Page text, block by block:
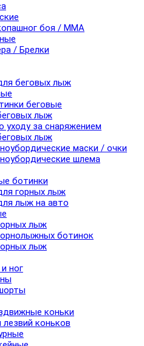
боя / ММА
/ Брелки
беговых лыж
беговые
лыж
уходу за снаряжением
лыж
маски / очки
шлема
ботинки
горных лыж
лыж на авто
лыж
ботинок
лыж
ног
коньки
коньков